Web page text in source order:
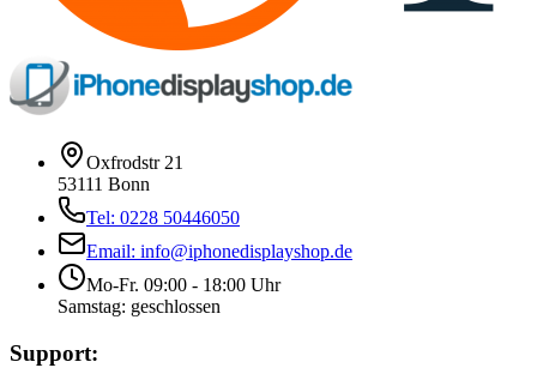
Oxfrodstr 21
53111 Bonn
Tel: 0228 50446050
Email: info@iphonedisplayshop.de
Mo-Fr. 09:00 - 18:00 Uhr
Samstag: geschlossen
Support: